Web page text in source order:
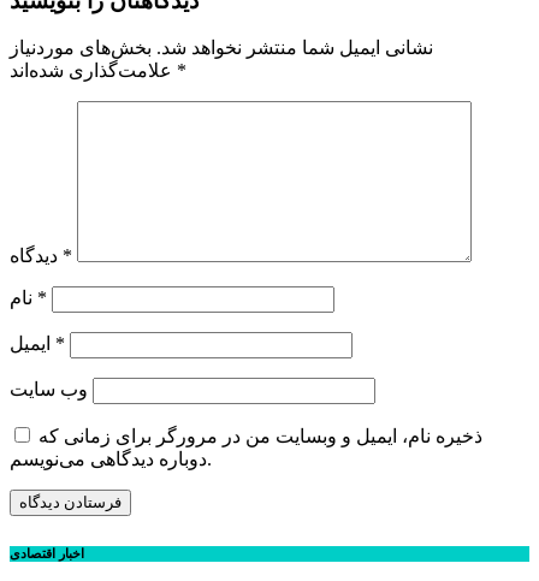
نشانی ایمیل شما منتشر نخواهد شد. بخش‌های موردنیاز
*
*
*
*
وب‌ سایت
ذخیره نام، ایمیل و وبسایت من در مرورگر برای زمانی که
دوباره دیدگاهی می‌نویسم.
اخبار اقتصادی